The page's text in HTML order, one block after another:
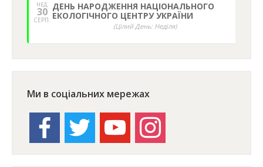
НЕД,
30
СЕРП.
ДЕНЬ НАРОДЖЕННЯ НАЦІОНАЛЬНОГО
ЕКОЛОГІЧНОГО ЦЕНТРУ УКРАЇНИ
(Цілий День: Неділя)
Ми в соціальних мережах
facebook twitter youtube instagram